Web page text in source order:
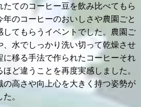
てのコーヒー豆を飲み比べてもら
のコーヒーのおいしさや農園ごと
てもらうイベントでした。農園ご
水でしっかり洗い切って乾燥させ
移る手法で作られたコーヒーそれ
ど違うことを再度実感しました。
の高さや向上心を大きく持つ姿勢が
。